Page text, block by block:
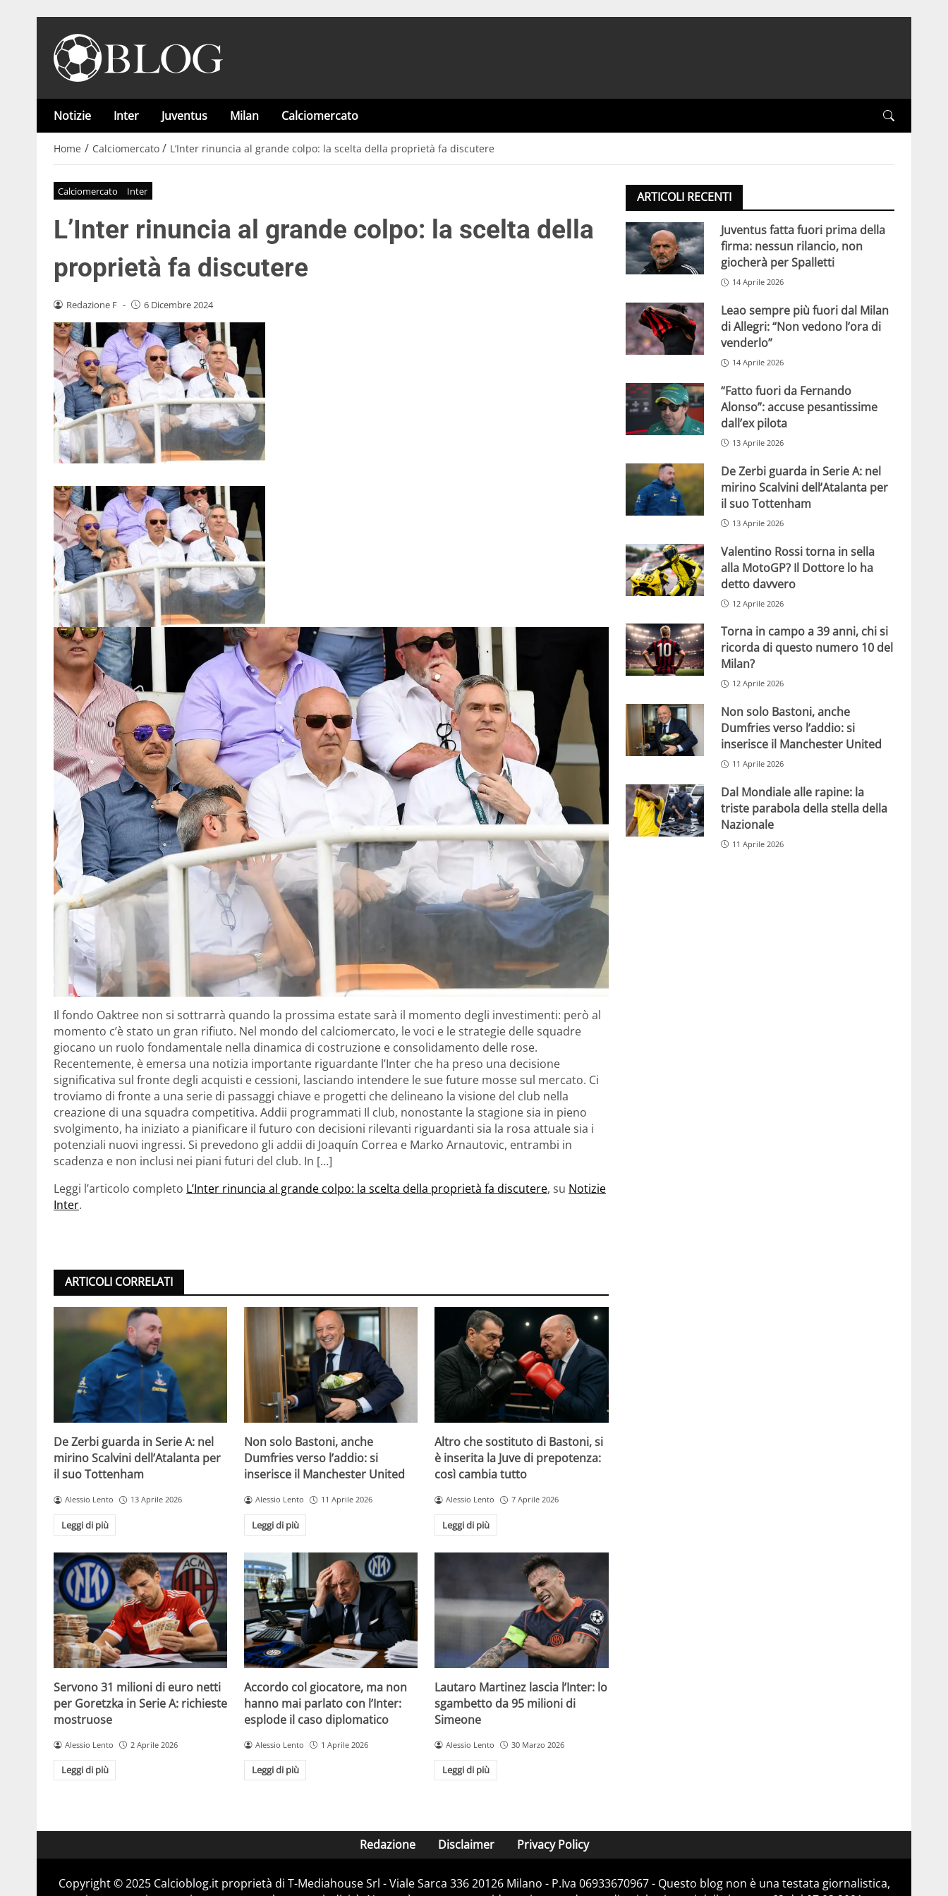
Notizie Inter Juventus Milan Calciomercato
Home / Calciomercato / L’Inter rinuncia al grande colpo: la scelta della proprietà fa discutere
Calciomercato Inter
L’Inter rinuncia al grande colpo: la scelta della
proprietà fa discutere
Redazione F - 6 Dicembre 2024
Il fondo Oaktree non si sottrarrà quando la prossima estate sarà il momento degli investimenti: però al
momento c’è stato un gran rifiuto. Nel mondo del calciomercato, le voci e le strategie delle squadre
giocano un ruolo fondamentale nella dinamica di costruzione e consolidamento delle rose.
Recentemente, è emersa una notizia importante riguardante l’Inter che ha preso una decisione
significativa sul fronte degli acquisti e cessioni, lasciando intendere le sue future mosse sul mercato. Ci
troviamo di fronte a una serie di passaggi chiave e progetti che delineano la visione del club nella
creazione di una squadra competitiva. Addii programmati Il club, nonostante la stagione sia in pieno
svolgimento, ha iniziato a pianificare il futuro con decisioni rilevanti riguardanti sia la rosa attuale sia i
potenziali nuovi ingressi. Si prevedono gli addii di Joaquín Correa e Marko Arnautovic, entrambi in
scadenza e non inclusi nei piani futuri del club. In […]
Leggi l’articolo completo L’Inter rinuncia al grande colpo: la scelta della proprietà fa discutere, su Notizie
Inter.
ARTICOLI CORRELATI
De Zerbi guarda in Serie A: nel
mirino Scalvini dell’Atalanta per
il suo Tottenham
Alessio Lento 13 Aprile 2026
Leggi di più
Non solo Bastoni, anche
Dumfries verso l’addio: si
inserisce il Manchester United
Alessio Lento 11 Aprile 2026
Leggi di più
Altro che sostituto di Bastoni, si
è inserita la Juve di prepotenza:
così cambia tutto
Alessio Lento 7 Aprile 2026
Leggi di più
Servono 31 milioni di euro netti
per Goretzka in Serie A: richieste
mostruose
Alessio Lento 2 Aprile 2026
Leggi di più
Accordo col giocatore, ma non
hanno mai parlato con l’Inter:
esplode il caso diplomatico
Alessio Lento 1 Aprile 2026
Leggi di più
Lautaro Martinez lascia l’Inter: lo
sgambetto da 95 milioni di
Simeone
Alessio Lento 30 Marzo 2026
Leggi di più
ARTICOLI RECENTI
Juventus fatta fuori prima della
firma: nessun rilancio, non
giocherà per Spalletti
14 Aprile 2026
Leao sempre più fuori dal Milan
di Allegri: “Non vedono l’ora di
venderlo”
14 Aprile 2026
“Fatto fuori da Fernando
Alonso”: accuse pesantissime
dall’ex pilota
13 Aprile 2026
De Zerbi guarda in Serie A: nel
mirino Scalvini dell’Atalanta per
il suo Tottenham
13 Aprile 2026
Valentino Rossi torna in sella
alla MotoGP? Il Dottore lo ha
detto davvero
12 Aprile 2026
Torna in campo a 39 anni, chi si
ricorda di questo numero 10 del
Milan?
12 Aprile 2026
Non solo Bastoni, anche
Dumfries verso l’addio: si
inserisce il Manchester United
11 Aprile 2026
Dal Mondiale alle rapine: la
triste parabola della stella della
Nazionale
11 Aprile 2026
Redazione Disclaimer Privacy Policy
Copyright © 2025 Calcioblog.it proprietà di T-Mediahouse Srl - Viale Sarca 336 20126 Milano - P.Iva 06933670967 - Questo blog non è una testata giornalistica,